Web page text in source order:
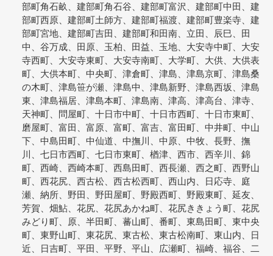
部町角石畝、建部町角石谷、建部町富沢、建部町中田、建
部町西原、建部町土師方、建部町福渡、建部町豊楽寺、建
部町宮地、建部町吉田、建部町和田南、立田、辰巳、田
中、谷万成、田原、玉柏、田益、玉地、大安寺中町、大安
寺西町、大安寺東町、大安寺南町、大学町、大供、大供表
町、大供本町、中央町、津倉町、津島、津島京町、津島桑
の木町、津島笹が瀬、津島中、津島新野、津島西坂、津島
東、津島福居、津島本町、津島南、津高、津高台、津寺、
天神町、問屋町、十日市中町、十日市西町、十日市東町、
磨屋町、富田、富原、富町、富吉、富田町、中井町、中山
下、中島田町、中仙道、中撫川、中原、中牧、長野、撫
川、七日市西町、七日市東町、楢津、西市、西辛川、錦
町、西崎、西崎本町、西島田町、西長瀬、西之町、西野山
町、西花尻、西古松、西古松西町、西山内、日応寺、庭
瀬、納所、野田、野田屋町、野殿西町、野殿東町、延友、
芳賀、畑鮎、花尻、花尻あかね町、花尻ききょう町、花尻
みどり町、原、半田町、蕃山町、番町、東島田町、東中央
町、東野山町、東花尻、東古松、東古松南町、東山内、日
近、日吉町、平田、平野、平山、広瀬町、福崎、福谷、二